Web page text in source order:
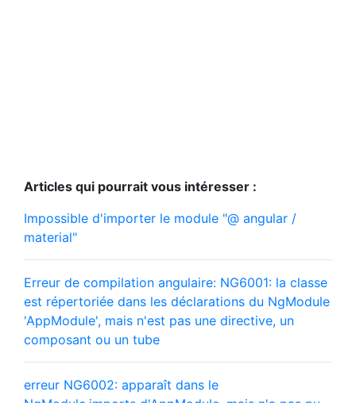
Articles qui pourrait vous intéresser :
Impossible d'importer le module "@ angular /
material"
Erreur de compilation angulaire: NG6001: la classe
est répertoriée dans les déclarations du NgModule
'AppModule', mais n'est pas une directive, un
composant ou un tube
erreur NG6002: apparaît dans le